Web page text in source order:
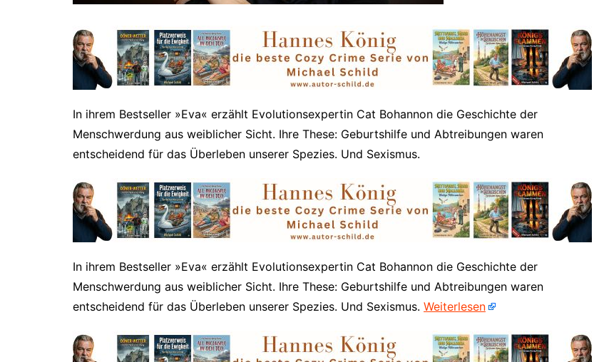
Langenfeld, Monheim
Leichlingen
Leverkusen
Mettmann, Erkrath, Wülfrath
Moers
Nettetal
Neuss
Radevormwald
Ratingen
Remscheid
Rheinberg
Rommerskirchen
Solingen
In ihrem Bestseller »Eva« erzählt Evolutionsexpertin Cat Bohannon die Geschichte der
Menschwerdung aus weiblicher Sicht. Ihre These: Geburtshilfe und Abtreibungen waren
entscheidend für das Überleben unserer Spezies. Und Sexismus.
​In ihrem Bestseller »Eva« erzählt Evolutionsexpertin Cat Bohannon die Geschichte der
Menschwerdung aus weiblicher Sicht. Ihre These: Geburtshilfe und Abtreibungen waren
entscheidend für das Überleben unserer Spezies. Und Sexismus. Weiterlesen